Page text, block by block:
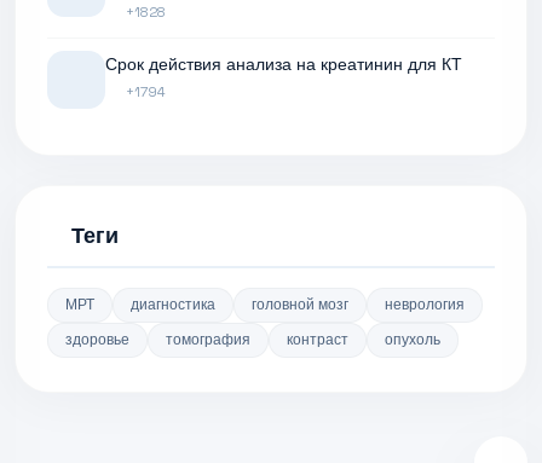
+1828
Срок действия анализа на креатинин для КТ
+1794
Теги
МРТ диагностика головной мозг
неврология
здоровье
томография контраст опухоль